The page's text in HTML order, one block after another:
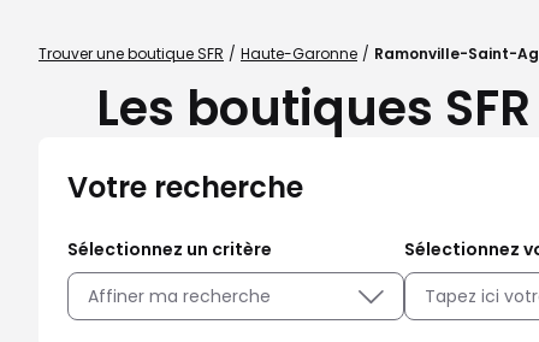
Trouver une boutique SFR Haute-Garonne Ramonville-Saint-
Les boutiques
Votre recherche
Sélectionnez un critère
Affiner ma recherche
Sélectionnez